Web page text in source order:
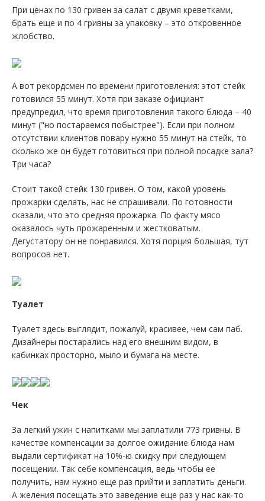
При ценах по 130 гривен за салат с двумя креветками,
брать еще и по 4 гривны за упаковку – это откровенное
жлобство.
А вот рекордсмен по времени приготовления: этот стейк
готовился 55 минут. Хотя при заказе официант
предупредил, что время приготовления такого блюда – 40
минут ("но постараемся побыстрее"). Если при полном
отсутствии клиентов повару нужно 55 минут на стейк, то
сколько же он будет готовиться при полной посадке зала?
Три часа?
Стоит такой стейк 130 гривен. О том, какой уровень
прожарки сделать, нас не спрашивали. По готовности
сказали, что это средняя прожарка. По факту мясо
оказалось чуть прожаренным и жестковатым.
Дегустатору он не понравился. Хотя порция большая, тут
вопросов нет.
Туалет
Туалет здесь выглядит, пожалуй, красивее, чем сам паб.
Дизайнеры постарались над его внешним видом, в
кабинках просторно, мыло и бумага на месте.
Чек
За легкий ужин с напитками мы заплатили 773 гривны. В
качестве компенсации за долгое ожидание блюда нам
выдали сертификат на 10%-ю скидку при следующем
посещении. Так себе компенсация, ведь чтобы ее
получить, нам нужно еще раз прийти и заплатить деньги.
А желения посещать это заведение еще раз у нас как-то